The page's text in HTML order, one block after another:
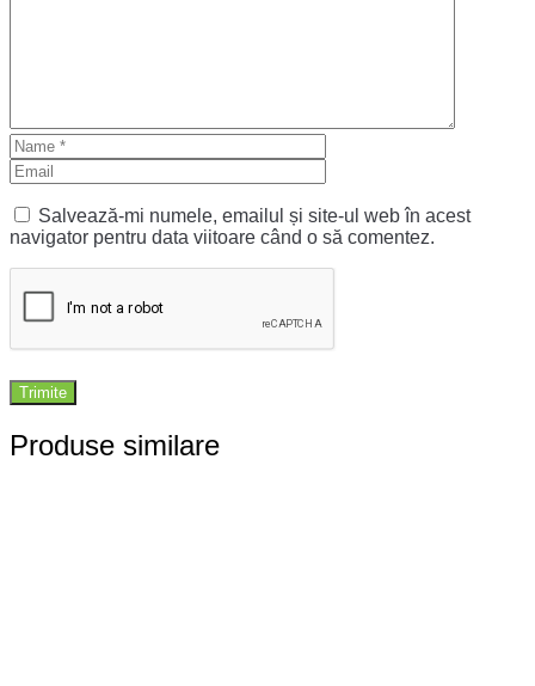
Salvează-mi numele, emailul și site-ul web în acest
navigator pentru data viitoare când o să comentez.
Produse similare